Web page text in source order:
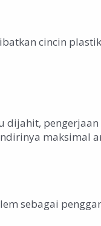
cincin
dijahit,
maksimal
sebagai